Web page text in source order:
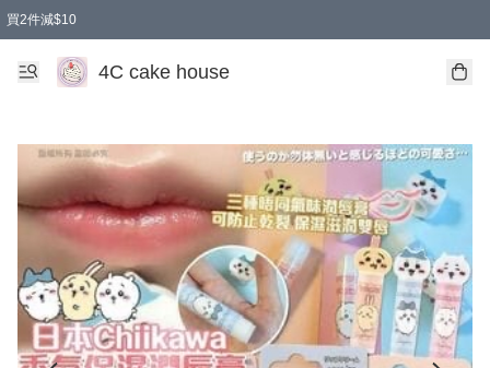
買2件減$10
任選兩件減$10
買兩盒減$10
買兩件減$10
買2件減$10
4C cake house